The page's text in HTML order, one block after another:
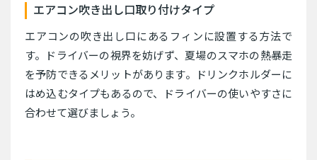
エアコン吹き出し口取り付けタイプ
エアコンの吹き出し口にあるフィンに設置する方法で
す。ドライバーの視界を妨げず、夏場のスマホの熱暴走
を予防できるメリットがあります。ドリンクホルダーに
はめ込むタイプもあるので、ドライバーの使いやすさに
合わせて選びましょう。